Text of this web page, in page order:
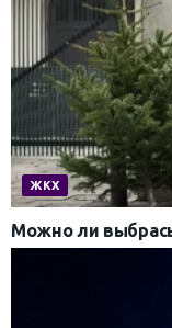
ЖКХ
Можно ли